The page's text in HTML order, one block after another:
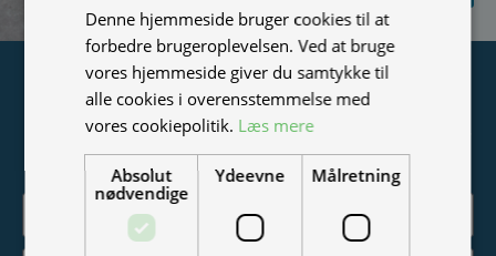
Tilmeld nyhedsmail
Vær blandt de første til at modtage info om nye produkter,
tilbud, events og udstillinger.
Denne hjemmeside bruger cookies til at
forbedre brugeroplevelsen. Ved at bruge
vores hjemmeside giver du samtykke til
alle cookies i overensstemmelse med
vores cookiepolitik. Læs mere
Absolut
nødvendige
Ydeevne Målretning